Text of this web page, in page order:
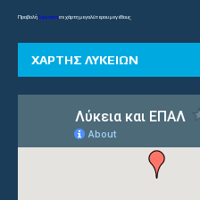
ΠροβολήΓυμνάσιασε χάρτη μεγαλύτερου μεγέθους
ΧΑΡΤΗΣ ΛΥΚΕΙΩΝ